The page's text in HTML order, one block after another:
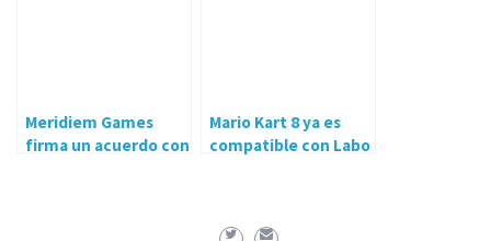
Meridiem Games
firma un acuerdo con
Mario Kart 8 ya es
compatible con Labo